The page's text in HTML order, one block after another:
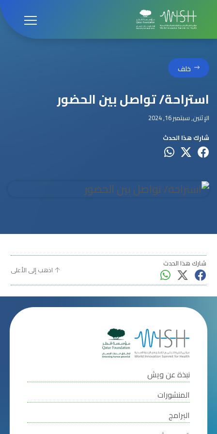
خلف
استراحة/ تواصل بين الحضور
الإثنين, سبتمبر 16, 2024
شارك هذا الحدث
شارك هذا الحدث
اذهب إلى الأعلى
نبذة عن ويش
المنشورات
البرامج